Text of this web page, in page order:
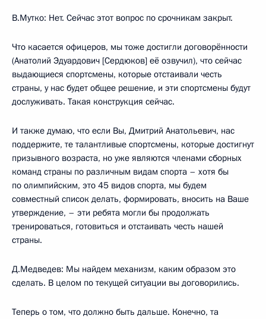
В.Мутко: Нет. Сейчас этот вопрос по срочникам закрыт.
Что касается офицеров, мы тоже достигли договорённости
(Анатолий Эдуардович [Сердюков] её озвучил), что сейчас
выдающиеся спортсмены, которые отстаивали честь
страны, у нас будет общее решение, и эти спортсмены будут
дослуживать. Такая конструкция сейчас.
И также думаю, что если Вы, Дмитрий Анатольевич, нас
поддержите, те талантливые спортсмены, которые достигнут
призывного возраста, но уже являются членами сборных
команд страны по различным видам спорта – хотя бы
по олимпийским, это 45 видов спорта, мы будем
совместный список делать, формировать, вносить на Ваше
утверждение, – эти ребята могли бы продолжать
тренироваться, готовиться и отстаивать честь нашей
страны.
Д.Медведев: Мы найдем механизм, каким образом это
сделать. В целом по текущей ситуации вы договорились.
Теперь о том, что должно быть дальше. Конечно, та